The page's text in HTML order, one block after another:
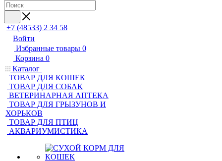
+7 (48533) 2 34 58
Войти
Избранные товары 0
Корзина 0
Каталог
ТОВАР ДЛЯ КОШЕК
ТОВАР ДЛЯ СОБАК
ВЕТЕРИНАРНАЯ АПТЕКА
ТОВАР ДЛЯ ГРЫЗУНОВ И
ХОРЬКОВ
ТОВАР ДЛЯ ПТИЦ
АКВАРИУМИСТИКА